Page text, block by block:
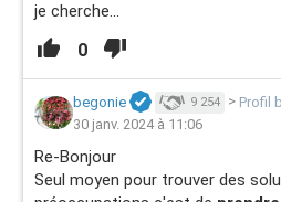
je cherche...
0
begonie 9 254 > Profil
30 janv. 2024 à 11:06
Re-Bonjour
Seul moyen pour trouver des